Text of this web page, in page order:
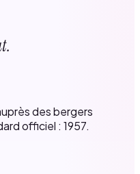
des bergers
officiel : 1957.